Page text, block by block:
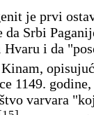
je prvi
da Srbi
i da
Kinam,
1149. godine,
varvara